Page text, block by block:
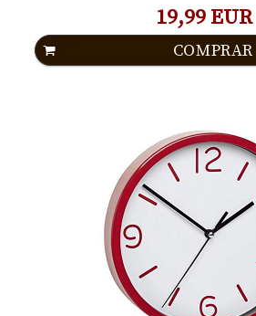
19,99 EUR
COMPRAR